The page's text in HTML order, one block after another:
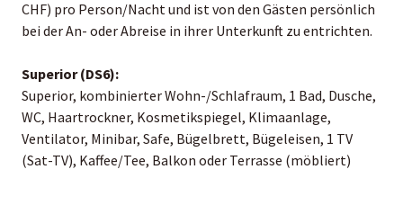
CHF) pro Person/Nacht und ist von den Gästen persönlich
bei der An- oder Abreise in ihrer Unterkunft zu entrichten.
Superior (DS6):
Superior, kombinierter Wohn-/Schlafraum, 1 Bad, Dusche,
WC, Haartrockner, Kosmetikspiegel, Klimaanlage,
Ventilator, Minibar, Safe, Bügelbrett, Bügeleisen, 1 TV
(Sat-TV), Kaffee/Tee, Balkon oder Terrasse (möbliert)